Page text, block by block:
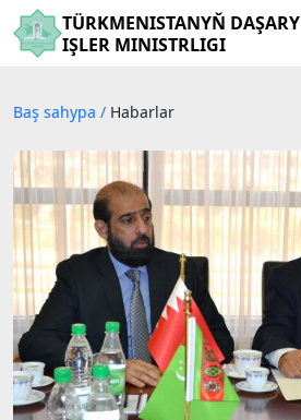
TÜRKMENISTANYŇ DAŞARY
IŞLER MINISTRLIGI
Baş sahypa / Habarlar